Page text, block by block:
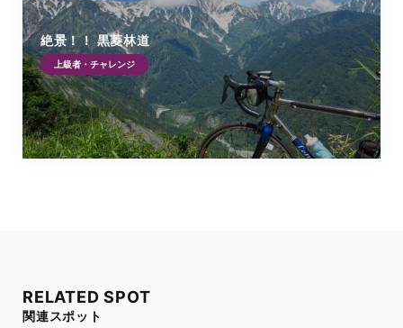
絶景！！ 黒菱林道
上級者・チャレンジ
RELATED SPOT
関連スポット